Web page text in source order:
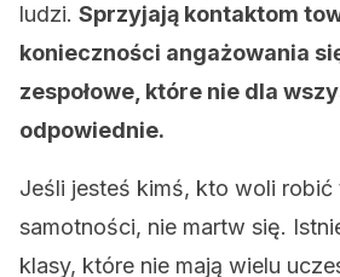
ludzi. Sprzyjają kontaktom
konieczności angażowania
zespołowe, które nie dla
odpowiednie.
Jeśli jesteś kimś, kto woli
samotności, nie martw się.
klasy, które nie mają wielu